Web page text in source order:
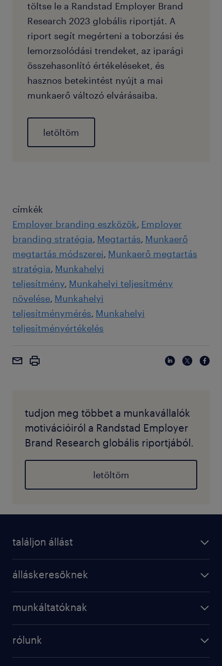
töltse le a Randstad Employer Brand
Research 2023 globális riportját. A
riport segít megérteni a toborzási és
lemorzsolódási trendeket, az iparági
összehasonlító értékeléseket, és
hasznos betekintést nyújt a mai
munkaerő változó elvárásaiba.
letöltöm
címkék
Employer branding eszközök Employer
branding stratégia Megtartás Munkaerő
megtartás módszerei Munkaerő megtartás
stratégia Munkahelyi
teljesítmény Munkahelyi teljesítmény
növelése Munkahelyi
teljesítménymérés Munkahelyi
teljesítményértékelés
tudjon meg többet a munkavállalók
motivációiról a Randstad Employer
Brand Research globális riportjából.
letöltöm
találjon állást
álláskeresőknek
munkáltatóknak
rólunk